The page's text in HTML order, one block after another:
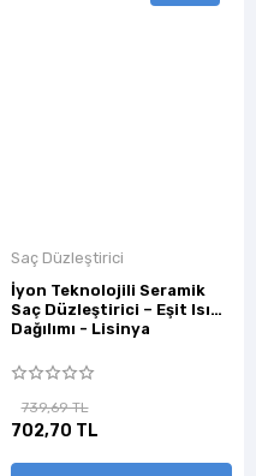
Saç Düzleştirici
İyon Teknolojili Seramik
Saç Düzleştirici – Eşit Isı
Dağılımı - Lisinya
739,69 TL
702,70 TL